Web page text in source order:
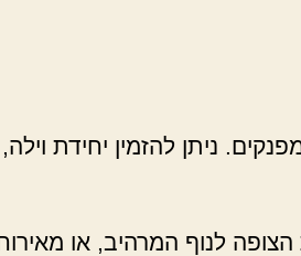
ניתן להזמין יחידת
לנוף המרהיב, או